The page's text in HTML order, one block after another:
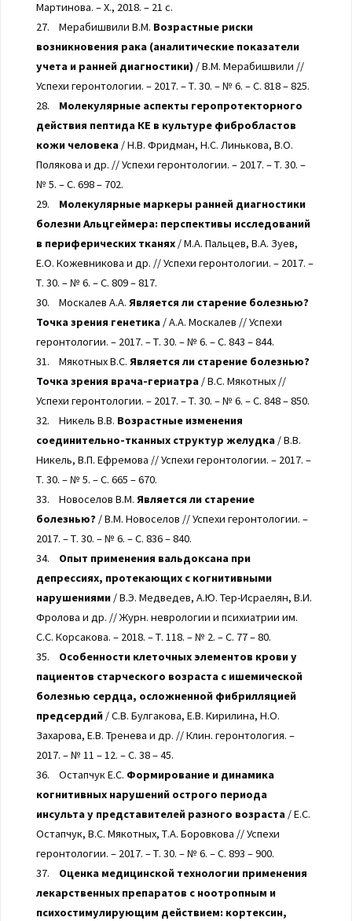
Мартинова. – Х., 2018. – 21 с.
27. Мерабишвили В.М. Возрастные риски
возникновения рака (аналитические показатели
учета и ранней диагностики) / В.М. Мерабишвили //
Успехи геронтологии. – 2017. – Т. 30. – № 6. – С. 818 – 825.
28.
Молекулярные аспекты геропротекторного
действия пептида КЕ в культуре фибробластов
кожи человека/ Н.В. Фридман, Н.С. Линькова, В.О.
Полякова и др. // Успехи геронтологии. – 2017. – Т. 30. –
№ 5. – С. 698 – 702.
29. Молекулярные маркеры ранней диагностики
болезни Альцгеймера: перспективы исследований
в периферических тканях/ М.А. Пальцев, В.А. Зуев,
Е.О. Кожевникова и др. // Успехи геронтологии. – 2017. –
Т. 30. – № 6. – С. 809 – 817.
30. Москалев А.А. Является ли старение болезнью?
Точка зрения генетика / А.А. Москалев // Успехи
геронтологии. – 2017. – Т. 30. – № 6. – С. 843 – 844.
31. Мякотных В.С. Является ли старение болезнью?
Точка зрения врача-гериатра/ В.С. Мякотных //
Успехи геронтологии. – 2017. – Т. 30. – № 6. – С. 848 – 850.
32. Никель В.В. Возрастные изменения
соединительно-тканных структур желудка/ В.В.
Никель, В.П. Ефремова // Успехи геронтологии. – 2017. –
Т. 30. – № 5. – С. 665 – 670.
33. Новоселов В.М. Является ли старение
болезнью? / В.М. Новоселов // Успехи геронтологии. –
2017. – Т. 30. – № 6. – С. 836 – 840.
34. Опыт применения вальдоксана при
депрессиях, протекающих с когнитивными
нарушениями/ В.Э. Медведев, А.Ю. Тер-Исраелян, В.И.
Фролова и др. // Журн. неврологии и психиатрии им.
С.С. Корсакова. – 2018. – Т. 118. – № 2. – С. 77 – 80.
35. Особенности клеточных элементов крови у
пациентов старческого возраста с ишемической
болезнью сердца, осложненной фибрилляцией
предсердий/ С.В. Булгакова, Е.В. Кирилина, Н.О.
Захарова, Е.В. Тренева и др. // Клин. геронтология. –
2017. – № 11 – 12. – С. 38 – 45.
36. Остапчук Е.С. Формирование и динамика
когнитивных нарушений острого периода
инсульта у представителей разного возраста/ Е.С.
Остапчук, В.С. Мякотных, Т.А. Боровкова // Успехи
геронтологии. – 2017. – Т. 30. – № 6. – С. 893 – 900.
37. Оценка медицинской технологии применения
лекарственных препаратов с ноотропным и
психостимулирующим действием: кортексин,